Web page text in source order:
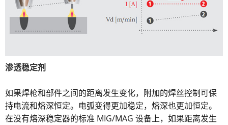
渗透稳定剂
如果焊枪和部件之间的距离发生变化，附加的焊丝控制可保
持电流和熔深恒定。电弧变得更加稳定，熔深也更加恒定。
在没有熔深稳定器的标准 MIG/MAG 设备上，如果距离发生